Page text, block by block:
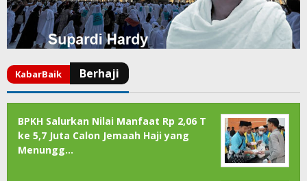
BPKH Salurkan Nilai Manfaat Rp 2,06 T
ke 5,7 Juta Calon Jemaah Haji yang
Menungg…